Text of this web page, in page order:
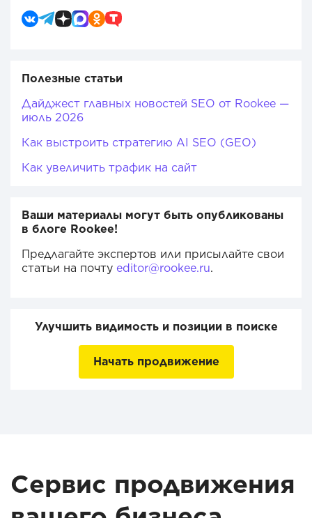
Полезные статьи
Дайджест главных новостей SEO от Rookee —
июль 2026
Как выстроить стратегию AI SEO (GEO)
Как увеличить трафик на сайт
Ваши материалы могут быть опубликованы
в блоге Rookee!
Предлагайте экспертов или присылайте свои
статьи на почту editor@rookee.ru.
Улучшить видимость и позиции в поиске
Начать продвижение
Сервис продвижения